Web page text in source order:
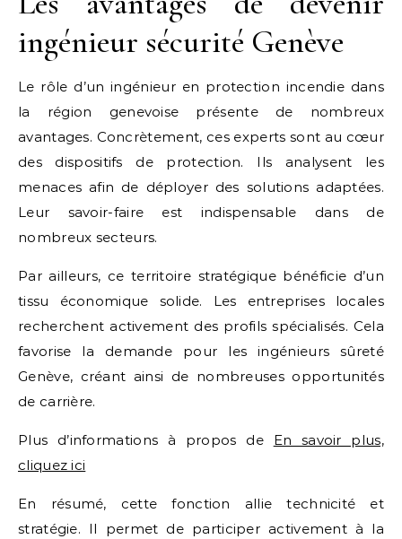
ingénieur sécurité Genève
Le rôle d’un ingénieur en protection incendie dans
la région genevoise présente de nombreux
avantages. Concrètement, ces experts sont au cœur
des dispositifs de protection. Ils analysent les
menaces afin de déployer des solutions adaptées.
Leur savoir-faire est indispensable dans de
nombreux secteurs.
Par ailleurs, ce territoire stratégique bénéficie d’un
tissu économique solide. Les entreprises locales
recherchent activement des profils spécialisés. Cela
favorise la demande pour les ingénieurs sûreté
Genève, créant ainsi de nombreuses opportunités
de carrière.
Plus d’informations à propos de En savoir plus,
cliquez ici
En résumé, cette fonction allie technicité et
stratégie. Il permet de participer activement à la